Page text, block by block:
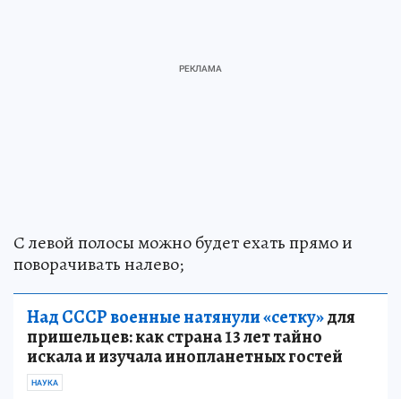
С левой полосы можно будет ехать прямо и
поворачивать налево;
Над СССР военные натянули «сетку»для
пришельцев: как страна 13 лет тайно
искала и изучала инопланетных гостей
НАУКА